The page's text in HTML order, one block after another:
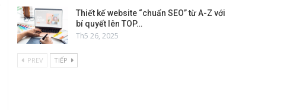
Thiết kế website “chuẩn SEO” từ A-Z với
bí quyết lên TOP…
Th5 26, 2025
PREV TIẾP